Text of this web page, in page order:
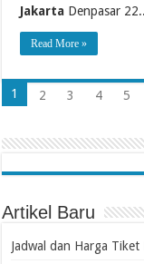
Jakarta Denpasar
Read More »
1 2 3 4 5
Artikel Baru
Jadwal dan Harga